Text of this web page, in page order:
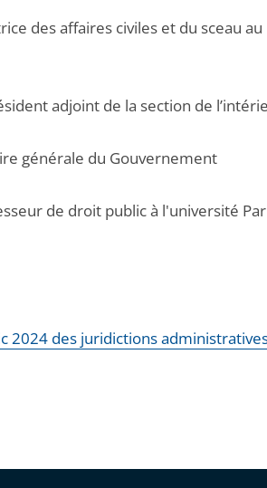
des affaires civiles et du sceau au
adjoint de la section de
générale du Gouvernement
de droit public à l'université
2024 des juridictions